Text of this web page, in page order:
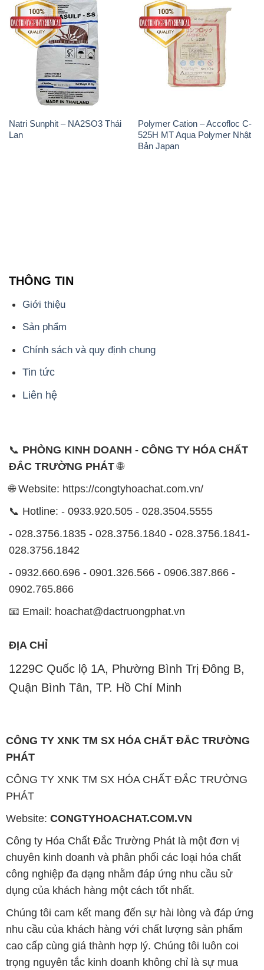
Natri Sunphit – NA2SO3 Thái
Lan
Polymer Cation – Accofloc C-
525H MT Aqua Polymer Nhật
Bản Japan
THÔNG TIN
Giới thiệu
Sản phẩm
Chính sách và quy định chung
Tin tức
Liên hệ
📞 PHÒNG KINH DOANH - CÔNG TY HÓA CHẤT
ĐẮC TRƯỜNG PHÁT🌐
🌐 Website: https://congtyhoachat.com.vn/
📞 Hotline: - 0933.920.505 - 028.3504.5555
- 028.3756.1835 - 028.3756.1840 - 028.3756.1841-
028.3756.1842
- 0932.660.696 - 0901.326.566 - 0906.387.866 -
0902.765.866
📧 Email: hoachat@dactruongphat.vn
ĐỊA CHỈ
1229C Quốc lộ 1A, Phường Bình Trị Đông B,
Quận Bình Tân, TP. Hồ Chí Minh
CÔNG TY XNK TM SX HÓA CHẤT ĐẮC TRƯỜNG
PHÁT
CÔNG TY XNK TM SX HÓA CHẤT ĐẮC TRƯỜNG
PHÁT
Website: CONGTYHOACHAT.COM.VN
Công ty Hóa Chất Đắc Trường Phát là một đơn vị
chuyên kinh doanh và phân phối các loại hóa chất
công nghiệp đa dạng nhằm đáp ứng nhu cầu sử
dụng của khách hàng một cách tốt nhất.
Chúng tôi cam kết mang đến sự hài lòng và đáp ứng
nhu cầu của khách hàng với chất lượng sản phẩm
cao cấp cùng giá thành hợp lý. Chúng tôi luôn coi
trọng nguyên tắc kinh doanh không chỉ là sự mua